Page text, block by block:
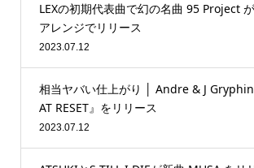
LEXの初期代表曲で幻の名曲 95 Project
アレンジでリリース
2023.07.12
相当ヤバい仕上がり │ Andre & J Gryphin
AT RESET』をリリース
2023.07.12